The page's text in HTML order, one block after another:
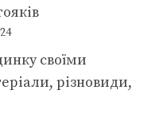
своїми
різновиди,